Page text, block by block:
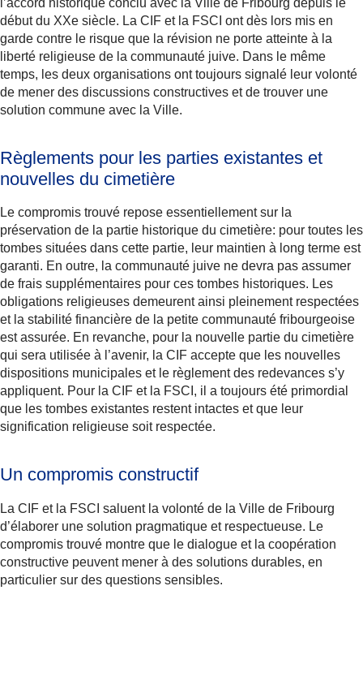
début du XXe siècle. La CIF et la FSCI ont dès lors mis en
garde contre le risque que la révision ne porte atteinte à la
liberté religieuse de la communauté juive. Dans le même
temps, les deux organisations ont toujours signalé leur volonté
de mener des discussions constructives et de trouver une
solution commune avec la Ville.
Règlements pour les parties existantes et
nouvelles du cimetière
Le compromis trouvé repose essentiellement sur la
préservation de la partie historique du cimetière: pour toutes les
tombes situées dans cette partie, leur maintien à long terme est
garanti. En outre, la communauté juive ne devra pas assumer
de frais supplémentaires pour ces tombes historiques. Les
obligations religieuses demeurent ainsi pleinement respectées
et la stabilité financière de la petite communauté fribourgeoise
est assurée. En revanche, pour la nouvelle partie du cimetière
qui sera utilisée à l’avenir, la CIF accepte que les nouvelles
dispositions municipales et le règlement des redevances s’y
appliquent. Pour la CIF et la FSCI, il a toujours été primordial
que les tombes existantes restent intactes et que leur
signification religieuse soit respectée.
Un compromis constructif
La CIF et la FSCI saluent la volonté de la Ville de Fribourg
d’élaborer une solution pragmatique et respectueuse. Le
compromis trouvé montre que le dialogue et la coopération
constructive peuvent mener à des solutions durables, en
particulier sur des questions sensibles.